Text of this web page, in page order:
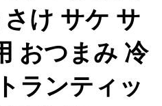
さけ サケ サ
おつまみ 冷
ランティッ